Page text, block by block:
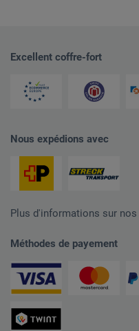
Excellent coffre-fort
Nous expédions avec
Plus d'informations sur nos
Méthodes de payement